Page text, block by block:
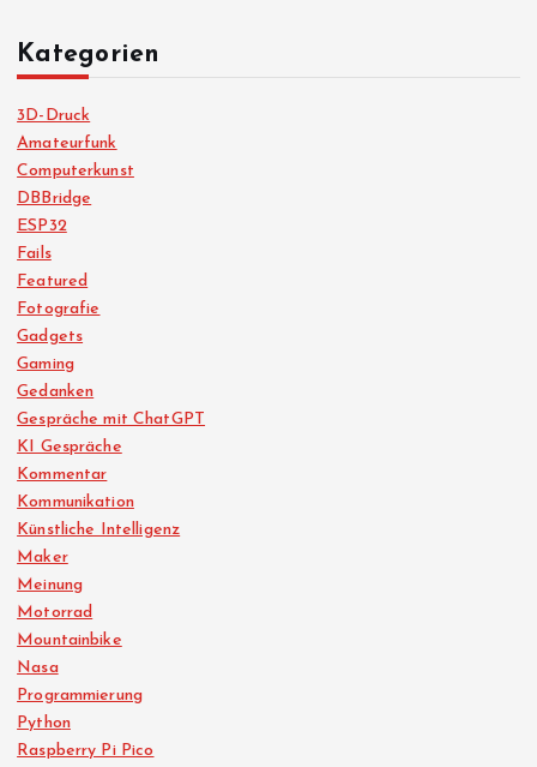
Kategorien
3D-Druck
Amateurfunk
Computerkunst
DBBridge
ESP32
Fails
Featured
Fotografie
Gadgets
Gaming
Gedanken
Gespräche mit ChatGPT
KI Gespräche
Kommentar
Kommunikation
Künstliche Intelligenz
Maker
Meinung
Motorrad
Mountainbike
Nasa
Programmierung
Python
Raspberry Pi Pico